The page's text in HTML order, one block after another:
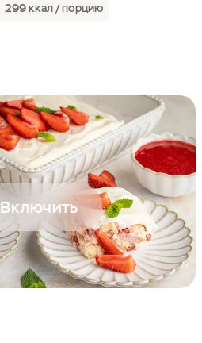
299 ккал / порцию
Включить